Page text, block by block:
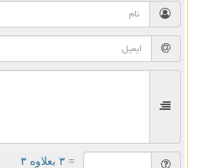
= ۳ بعلاوه ۳